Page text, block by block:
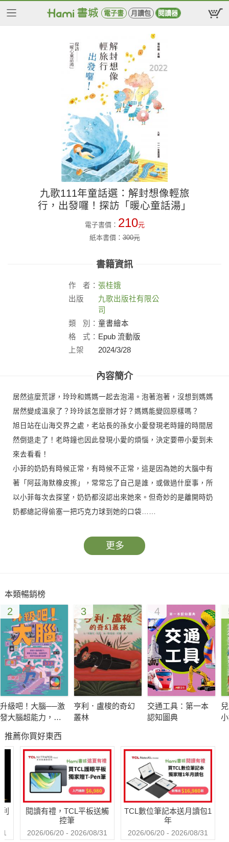
電子書 月讀包 閱讀器
九歌111年童話選：解封想像輕旅
行，出發囉！探訪「暖心童話湯」
電子書價： 210元
紙本書價：300元
書籍資訊
作 者： 張桂娥
出版
九歌出版社有限公
司
類
別： 童書繪本
格
式： Epub 流動版
上架
2024/3/28
內容簡介
居然這麼荒謬，玲玲和媽媽一起去泡湯。泡著泡著，沒想到媽媽
居然變成溫泉了？玲玲該怎麼辦才好？媽媽能變回原樣嗎？
旭日站在山海交界之處，老站長的孫女小愛發現老時鐘的時間居
然倒退走了！老時鐘也因此發現小愛的煩惱，決定要帶小愛到未
來去看看！
小菲的奶奶有時候正常，有時候不正常，這是因為她的大腦中有
著「阿茲海默橡皮擦」，常常忘了自己是誰，或做過什麼事，所
以小菲每次去探望，奶奶都沒認出來她來。但奇妙的是離開時奶
奶都總記得偷塞一把巧克力球到她的口袋……
大主編張桂娥和三位小主編游愷濬、林昀臻、阮亮介共同選出十
四篇精采童話，兼具成人與兒童的觀點。本書收錄其中七篇，從
主角的〈毛茸茸的問號〉，一同浸泡在這池「暖心童話湯」。包
含名家林世仁、亞平，創作新秀黃淑平、蔡珮瑤等，適合二○二
二年閱讀的溫馨動人的作品。
本屆「年度童話獎」由陳麗芳〈我的媽呀變成溫泉了〉獲得。
本書特色
★年度童話獎由陳麗芳〈我的媽呀變成溫泉了〉獲得。
各大報刊雜誌及各地方文學獎得獎作品中，共同精選111年度好
看又有趣的童話，兼具成人和孩子的觀點。
★搭配細緻動人插圖，更添加閱讀童話作品的趣味。
更多
本類暢銷榜
2
升級吧！大腦──激
發大腦超能力，破
阱、演算法操控的
祕密
3
亨利．盧梭的奇幻
叢林
4
交通工具：第一本
認知圖典
推薦你買好東西
閱讀有禮，TCL平板送觸
控筆
2026/06/20 - 2026/08/31
TCL數位筆記本送月讀包1
年
2026/06/20 - 2026/08/31